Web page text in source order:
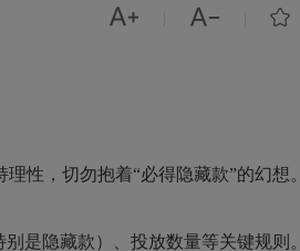
  
性，切勿抱着“必得隐藏款”的幻想。
是隐藏款）、投放数量等关键规则。